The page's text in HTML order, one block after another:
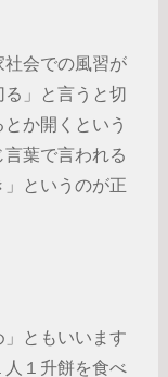
社会での風習が
」と言うと切
か開くという
葉で言われる
というのが正
ともいいます
人１升餅を食べ